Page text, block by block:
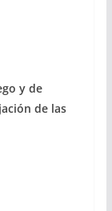
y de
de las